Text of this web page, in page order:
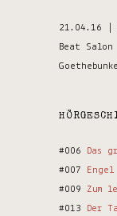
21.04.16 |
Beat Salon
#006
Das
#007
Engel
#009 Zum
#013
Der